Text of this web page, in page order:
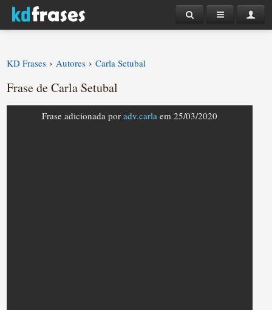
KD Frases › Autores › Carla Setubal
Frase de Carla Setubal
Frase adicionada por adv.carlaem 25/03/2020